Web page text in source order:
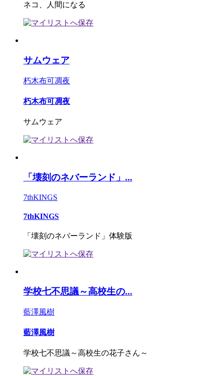
ネコ、人間になる
サムウェア
朽木布可凋夜
朽木布可凋夜
サムウェア
「壊刻のネバーランド」...
7thKINGS
7thKINGS
「壊刻のネバーランド」体験版
学校七不思議～高校生の...
藍澤風樹
藍澤風樹
学校七不思議～高校生の花子さん～